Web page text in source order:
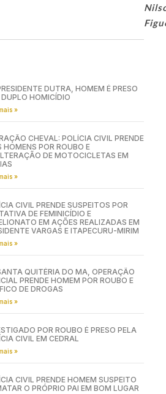
DUTRA, HOMEM É PRESO
DUPLO HOMICÍDIO
»
CHEVAL: POLÍCIA CIVIL PRENDE
HOMENS POR ROUBO E
DE MOTOCICLETAS EM
»
CIVIL PRENDE SUSPEITOS POR
DE FEMINICÍDIO E
EM AÇÕES REALIZADAS EM
VARGAS E ITAPECURU-MIRIM
»
QUITÉRIA DO MA, OPERAÇÃO
PRENDE HOMEM POR ROUBO E
DE DROGAS
»
POR ROUBO É PRESO PELA
CIVIL EM CEDRAL
»
CIVIL PRENDE HOMEM SUSPEITO
O PRÓPRIO PAI EM BOM LUGAR